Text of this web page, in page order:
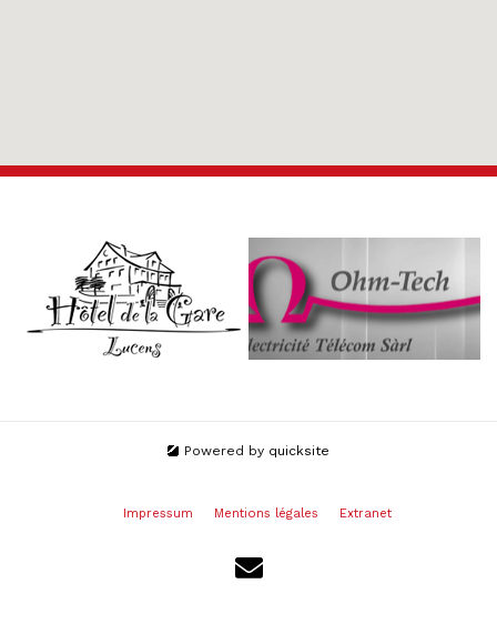
Powered by quicksite
Impressum Mentions légales Extranet